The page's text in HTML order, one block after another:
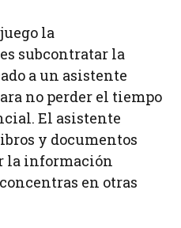
la
subcontratar la
a un asistente
no perder el tiempo
El asistente
y documentos
la información
en otras